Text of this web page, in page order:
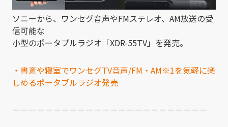
ソニーから、ワンセグ音声やFMステレオ、AM放送の受
信可能な
小型のポータブルラジオ「XDR-55TV」を発売。
・書斎や寝室でワンセグTV音声/FM・AM※1を気軽に楽
しめるポータブルラジオ発売
－－－－－－－－－－－－－－－－－－－－－－－－